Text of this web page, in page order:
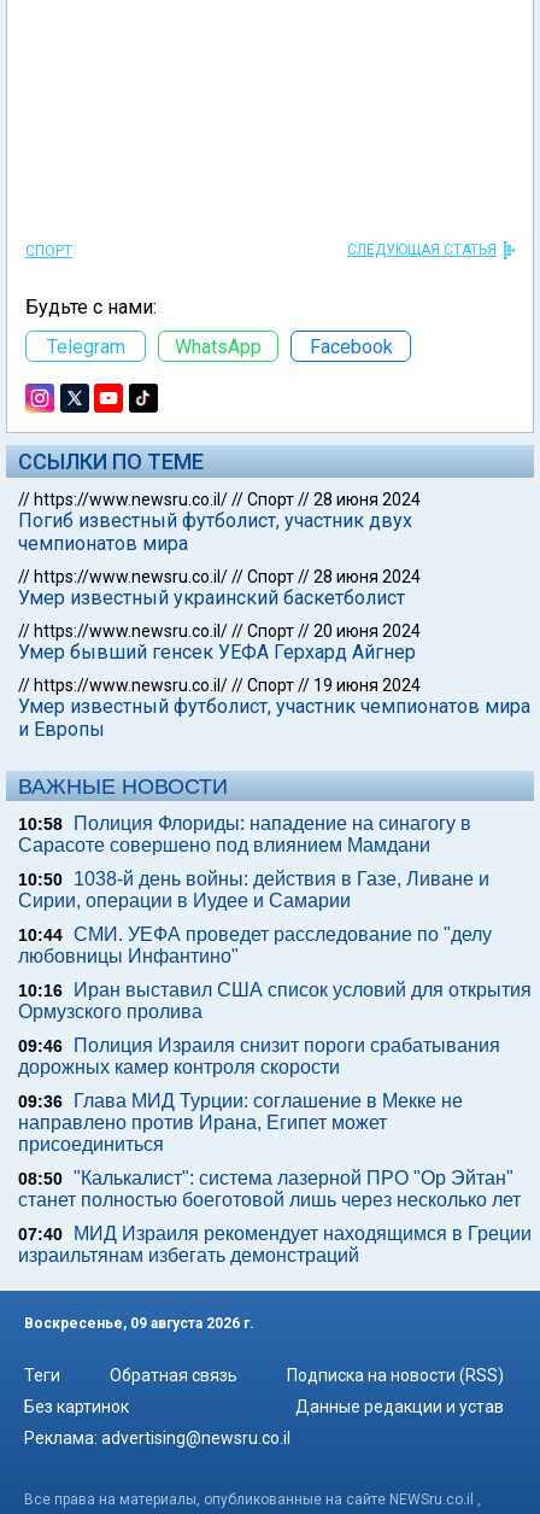
СПОРТ СЛЕДУЮЩАЯ СТАТЬЯ
Будьте с нами:
Telegram
WhatsApp Facebook
ССЫЛКИ ПО ТЕМЕ
// https://www.newsru.co.il///Спорт//28 июня 2024
Погиб известный футболист, участник двух
чемпионатов мира
// https://www.newsru.co.il///Спорт//28 июня 2024
Умер известный украинский баскетболист
// https://www.newsru.co.il///Спорт//20 июня 2024
Умер бывший генсек УЕФА Герхард Айгнер
// https://www.newsru.co.il///Спорт// 19 июня 2024
Умер известный футболист, участник чемпионатов мира
и Европы
ВАЖНЫЕ НОВОСТИ
10:58
Полиция Флориды: нападение на синагогу в
Сарасоте совершено под влиянием Мамдани
10:50
1038-й день войны: действия в Газе, Ливане и
Сирии, операции в Иудее и Самарии
10:44 СМИ. УЕФА проведет расследование по "делу
любовницы Инфантино"
10:16
Иран выставил США список условий для открытия
Ормузского пролива
09:46
Полиция Израиля снизит пороги срабатывания
дорожных камер контроля скорости
09:36
Глава МИД Турции: соглашение в Мекке не
направлено против Ирана, Египет может
присоединиться
08:50 "Калькалист": система лазерной ПРО "Ор Эйтан"
станет полностью боеготовой лишь через несколько лет
07:40
МИД Израиля рекомендует находящимся в Греции
израильтянам избегать демонстраций
Воскресенье, 09 августа 2026 г.
Теги Обратная связь
Подписка на новости (RSS)
Без картинок
Данные редакции и устав
Реклама: advertising@newsru.co.il
Все права на материалы, опубликованные на сайте NEWSru.co.il ,